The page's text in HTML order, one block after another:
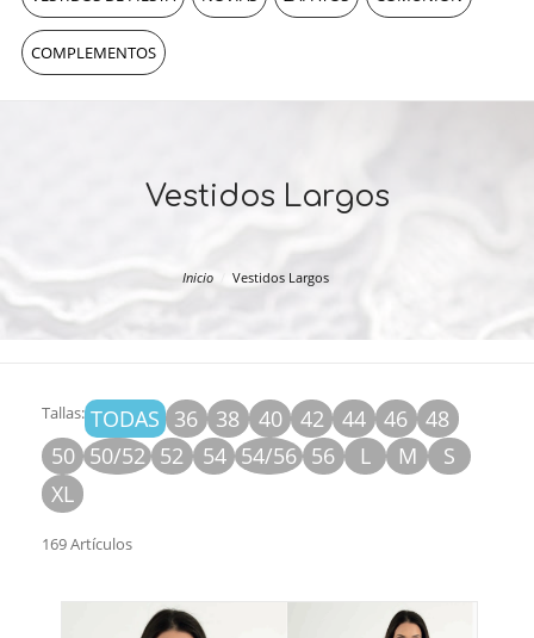
COMPLEMENTOS
Vestidos Largos
Inicio Vestidos Largos
Tallas: TODAS 36 38 40 42 44 46
48
50 50/52 52 54 54/56 56 L M
S
XL
169 Artículos